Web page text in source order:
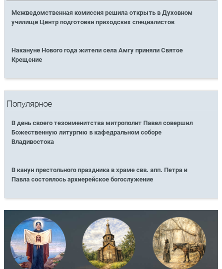
Межведомственная комиссия решила открыть в Духовном
училище Центр подготовки приходских специалистов
Накануне Нового года жители села Амгу приняли Святое
Крещение
Популярное
В день своего тезоименитства митрополит Павел совершил
Божественную литургию в кафедральном соборе
Владивостока
В канун престольного праздника в храме свв. апп. Петра и
Павла состоялось архиерейское богослужение